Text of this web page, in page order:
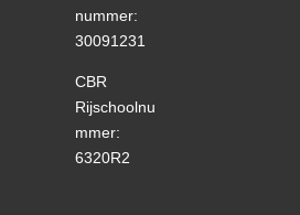
nummer:
30091231
CBR
Rijschoolnu
mmer:
6320R2